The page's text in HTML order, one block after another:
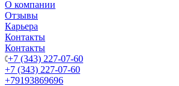
О компании
Отзывы
Карьера
Контакты
Контакты
+7 (343) 227-07-60
+7 (343) 227-07-60
+79193869696